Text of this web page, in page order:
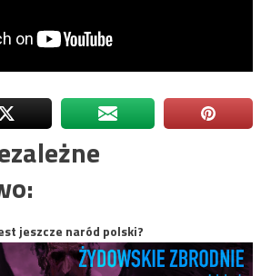
jeszcze naród polski?